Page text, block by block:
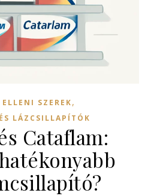
SZEREK,
LÁZCSILLAPÍTÓK
Cataflam: